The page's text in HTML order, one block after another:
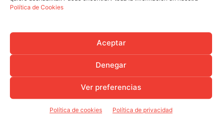
Política de Cookies
Aceptar
Denegar
Ver preferencias
Política de cookies Política de privacidad